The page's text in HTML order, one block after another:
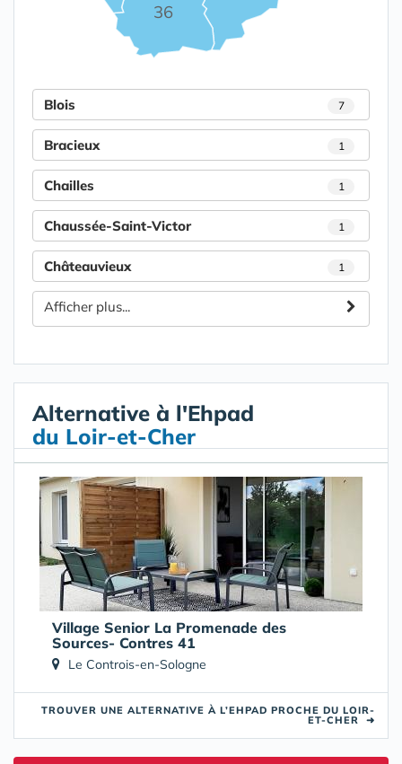
36
Blois 7
Bracieux 1
Chailles 1
Chaussée-Saint-Victor 1
Châteauvieux 1
Afficher plus...
Alternative à l'Ehpad
du Loir-et-Cher
Village Senior La Promenade des
Sources- Contres 41
Le Controis-en-Sologne
TROUVER UNE ALTERNATIVE À L’EHPAD PROCHE DU LOIR-
ET-CHER ➜